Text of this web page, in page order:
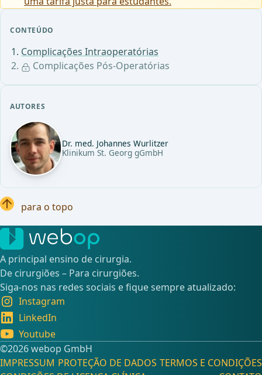
CONTEÚDO
Complicações Intraoperatórias
Complicações Pós-Operatórias
AUTORES
Dr. med. Johannes Wurlitzer
Klinikum St. Georg gGmbH
para o topo
A principal ensino de cirurgia.
De cirurgiões – Para cirurgiões.
Siga-nos nas redes sociais e fique sempre atualizado:
Instagram
LinkedIn
Youtube
©️2026 webop GmbH
IMPRESSUM PROTEÇÃO DE DADOS TERMOS E CONDIÇÕES